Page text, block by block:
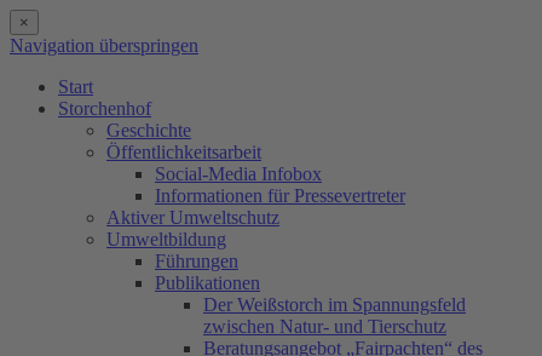
×
Navigation überspringen
Start
Storchenhof
Geschichte
Öffentlichkeitsarbeit
Social-Media Infobox
Informationen für Pressevertreter
Aktiver Umweltschutz
Umweltbildung
Führungen
Publikationen
Der Weißstorch im Spannungsfeld
zwischen Natur- und Tierschutz
Beratungsangebot „Fairpachten“ des